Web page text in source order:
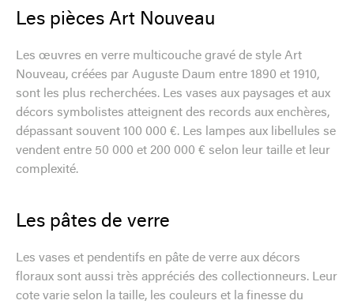
Les pièces Art Nouveau
Les œuvres en verre multicouche gravé de style Art
Nouveau, créées par Auguste Daum entre 1890 et 1910,
sont les plus recherchées. Les vases aux paysages et aux
décors symbolistes atteignent des records aux enchères,
dépassant souvent 100 000 €. Les lampes aux libellules se
vendent entre 50 000 et 200 000 € selon leur taille et leur
complexité.
Les pâtes de verre
Les vases et pendentifs en pâte de verre aux décors
floraux sont aussi très appréciés des collectionneurs. Leur
cote varie selon la taille, les couleurs et la finesse du